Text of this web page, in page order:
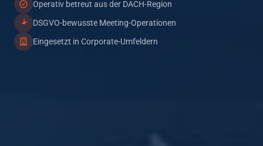
Operativ betreut aus der DACH-Region
DSGVO-bewusste Meeting-Operationen
Eingesetzt in Corporate-Umfeldern